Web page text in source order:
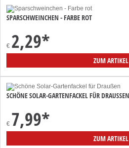
SPARSCHWEINCHEN - FARBE ROT
€ 2,29*
ZUM ARTIKEL
SCHÖNE SOLAR-GARTENFACKEL FÜR DRAUSSEN
€ 7,99*
ZUM ARTIKEL